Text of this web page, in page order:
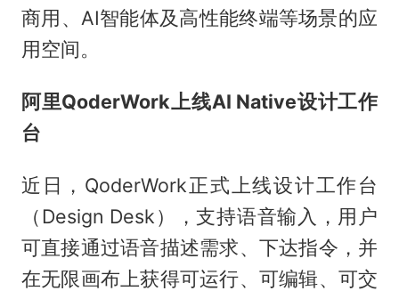
商用、AI智能体及高性能终端等场景的应
用空间。
阿里QoderWork上线AI Native设计工作
台
近日，QoderWork正式上线设计工作台
（Design Desk），支持语音输入，用户
可直接通过语音描述需求、下达指令，并
在无限画布上获得可运行、可编辑、可交